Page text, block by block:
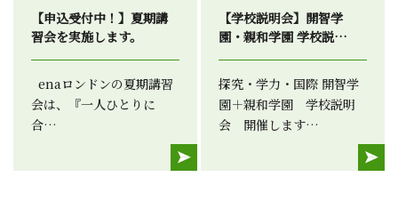
【申込受付中！】夏期講
習会を実施します。
enaロンドンの夏期講習
会は、『一人ひとりに
合…
【学校説明会】開智学
園・親和学園 学校説…
探究・学力・国際 開智学
園＋親和学園 学校説明
会 開催します…